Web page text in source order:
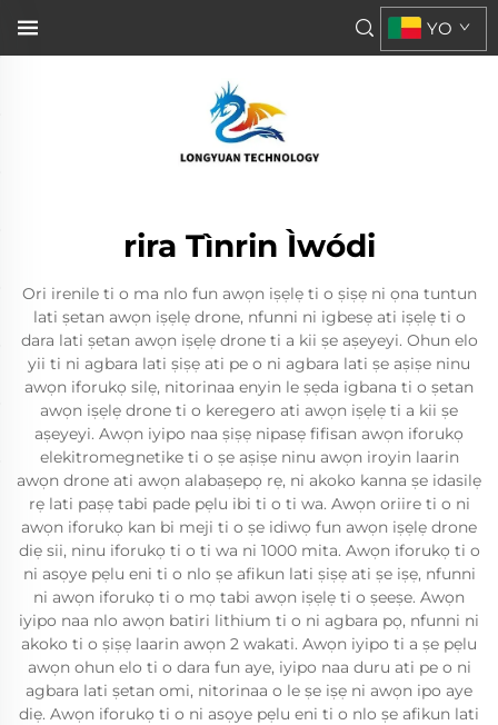
YO
rira Tìnrin Ìwódi
Ori irenile ti o ma nlo fun awọn iṣẹlẹ ti o ṣiṣẹ ni ọna tuntun
lati ṣetan awọn iṣẹlẹ drone, nfunni ni igbesẹ ati iṣẹlẹ ti o
dara lati ṣetan awọn iṣẹlẹ drone ti a kii ṣe aṣeyeyi. Ohun elo
yii ti ni agbara lati ṣiṣẹ ati pe o ni agbara lati ṣe aṣiṣe ninu
awọn iforukọ silẹ, nitorinaa enyin le ṣẹda igbana ti o ṣetan
awọn iṣẹlẹ drone ti o keregero ati awọn iṣẹlẹ ti a kii ṣe
aṣeyeyi. Awọn iyipo naa ṣiṣẹ nipasẹ fifisan awọn iforukọ
elekitromegnetike ti o ṣe aṣiṣe ninu awọn iroyin laarin
awọn drone ati awọn alabaṣepọ rẹ, ni akoko kanna ṣe idasilẹ
rẹ lati paṣẹ tabi pade pẹlu ibi ti o ti wa. Awọn oriire ti o ni
awọn iforukọ kan bi meji ti o ṣe idiwọ fun awọn iṣẹlẹ drone
diẹ sii, ninu iforukọ ti o ti wa ni 1000 mita. Awọn iforukọ ti o
ni asọye pẹlu eni ti o nlo ṣe afikun lati ṣiṣẹ ati ṣe iṣẹ, nfunni
ni awọn iforukọ ti o mọ tabi awọn iṣẹlẹ ti o ṣeeṣe. Awọn
iyipo naa nlo awọn batiri lithium ti o ni agbara pọ, nfunni ni
akoko ti o ṣiṣẹ laarin awọn 2 wakati. Awọn iyipo ti a ṣe pẹlu
awọn ohun elo ti o dara fun aye, iyipo naa duru ati pe o ni
agbara lati ṣetan omi, nitorinaa o le ṣe iṣẹ ni awọn ipo aye
diẹ. Awọn iforukọ ti o ni asọye pẹlu eni ti o nlo ṣe afikun lati